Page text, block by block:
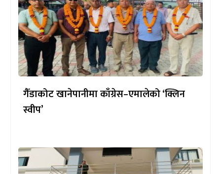
गैँडाकोट खानेपानीमा काँग्रेस–एमालेको ‘क्लिन
स्वीप’